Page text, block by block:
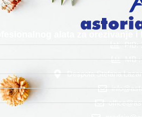
alata za orezivanje
PIB:
MB :
Despota Stefana